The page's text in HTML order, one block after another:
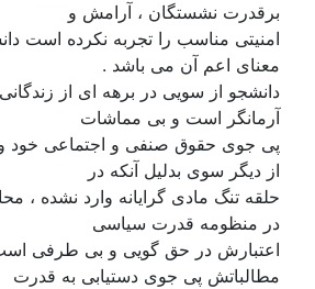
برقدرت نشستگان ، آرامش و
امنیتی مناسب را تجربه نکرده است
معنای اعم آن می باشد .
دانشجو از سویی در برهه ای از
آرمانگر است و بی مماشات
پی جوی حقوق صنفی و اجتماعی خود
از دیگر سوی بدلیل آنکه در
حلقه تنگ مادی گرایانه وارد نشده ،
در منظومه قدرت سیاسی
اعتبارش در حق گویی و بی طرفی
مطالباتش پی جوی دستیابی به قدرت